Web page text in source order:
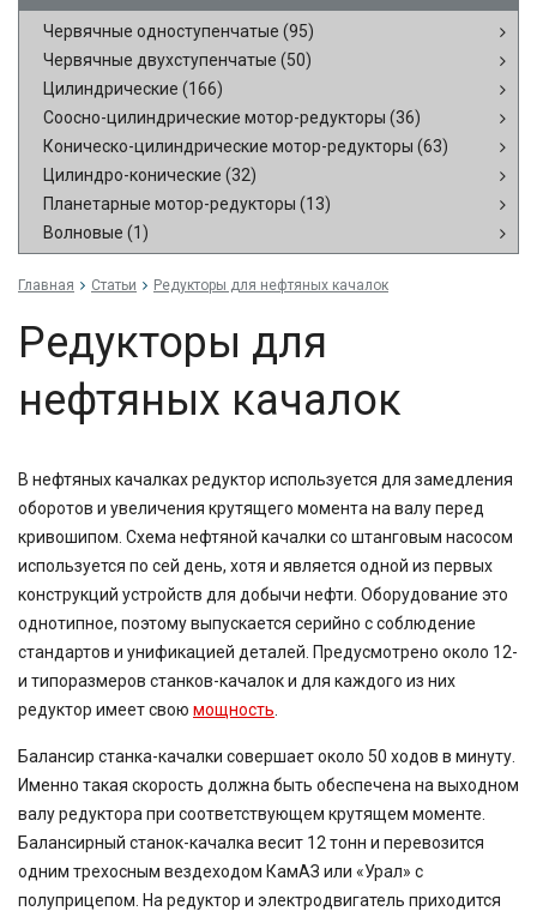
Червячные одноступенчатые (95)
Червячные двухступенчатые (50)
Цилиндрические (166)
Соосно-цилиндрические мотор-редукторы (36)
Коническо-цилиндрические мотор-редукторы (63)
Цилиндро-конические (32)
Планетарные мотор-редукторы (13)
Волновые (1)
Главная Статьи Редукторы для нефтяных качалок
Редукторы для
нефтяных качалок
В нефтяных качалках редуктор используется для замедления
оборотов и увеличения крутящего момента на валу перед
кривошипом. Схема нефтяной качалки со штанговым насосом
используется по сей день, хотя и является одной из первых
конструкций устройств для добычи нефти. Оборудование это
однотипное, поэтому выпускается серийно с соблюдение
стандартов и унификацией деталей. Предусмотрено около 12-
и типоразмеров станков-качалок и для каждого из них
редуктор имеет свою мощность
Балансир станка-качалки совершает около 50 ходов в минуту.
Именно такая скорость должна быть обеспечена на выходном
валу редуктора при соответствующем крутящем моменте.
Балансирный станок-качалка весит 12 тонн и перевозится
одним трехосным вездеходом КамАЗ или «Урал» с
полуприцепом. На редуктор и электродвигатель приходится